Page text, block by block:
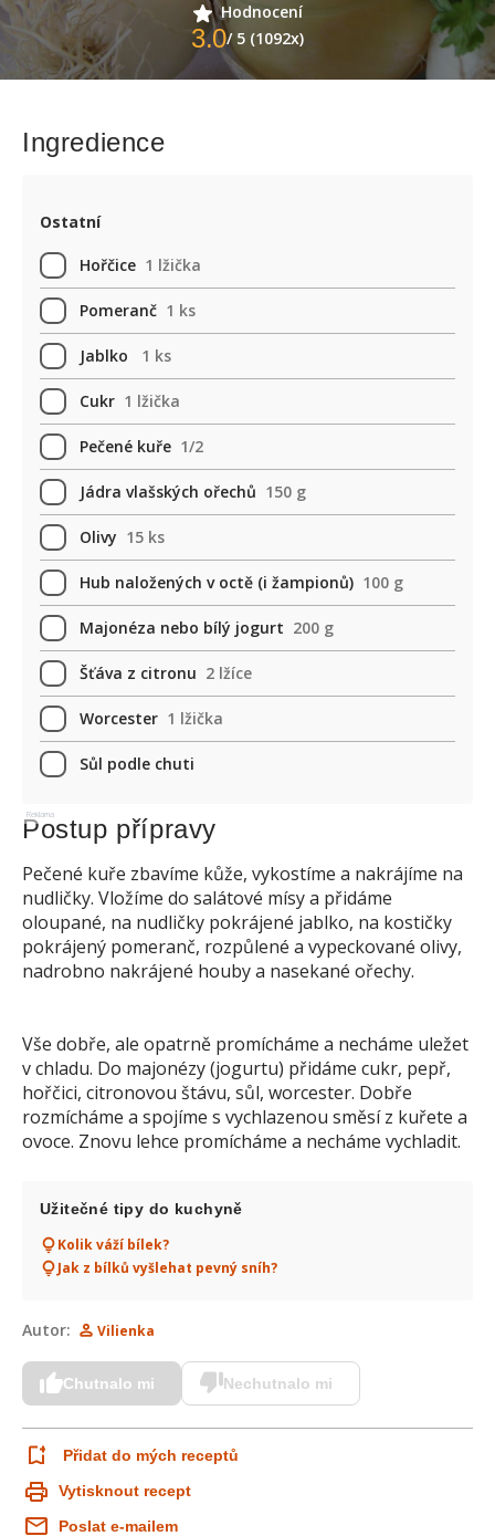
Hodnocení
3.0/ 5 (1092x)
Ingredience
Ostatní
Hořčice 1 lžička
Pomeranč 1 ks
Jablko 1 ks
Cukr 1 lžička
Pečené kuře 1/2
Jádra vlašských ořechů 150 g
Olivy 15 ks
Hub naložených v octě (i žampionů) 100 g
Majonéza nebo bílý jogurt 200 g
Šťáva z citronu 2 lžíce
Worcester 1 lžička
Sůl podle chuti
Reklama
Postup přípravy
Pečené kuře zbavíme kůže, vykostíme a nakrájíme na
nudličky. Vložíme do salátové mísy a přidáme
oloupané, na nudličky pokrájené jablko, na kostičky
pokrájený pomeranč, rozpůlené a vypeckované olivy,
nadrobno nakrájené houby a nasekané ořechy.
Vše dobře, ale opatrně promícháme a necháme uležet
v chladu. Do majonézy (jogurtu) přidáme cukr, pepř,
hořčici, citronovou štávu, sůl, worcester. Dobře
rozmícháme a spojíme s vychlazenou směsí z kuřete a
ovoce. Znovu lehce promícháme a necháme vychladit.
Užitečné tipy do kuchyně
Kolik váží bílek?
Jak z bílků vyšlehat pevný sníh?
Autor: Vilienka
Chutnalo mi Nechutnalo mi
Přidat do mých receptů
Vytisknout recept
Poslat e-mailem